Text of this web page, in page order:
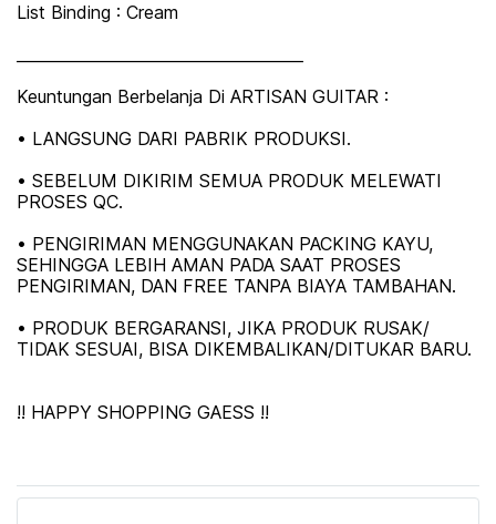
List Binding : Cream
Keuntungan Berbelanja Di ARTISAN GUITAR :
• LANGSUNG DARI PABRIK PRODUKSI.
• SEBELUM DIKIRIM SEMUA PRODUK MELEWATI
PROSES QC.
• PENGIRIMAN MENGGUNAKAN PACKING KAYU,
SEHINGGA LEBIH AMAN PADA SAAT PROSES
PENGIRIMAN, DAN FREE TANPA BIAYA TAMBAHAN.
• PRODUK BERGARANSI, JIKA PRODUK RUSAK/
TIDAK SESUAI, BISA DIKEMBALIKAN/DITUKAR BARU.
!! HAPPY SHOPPING GAESS !!